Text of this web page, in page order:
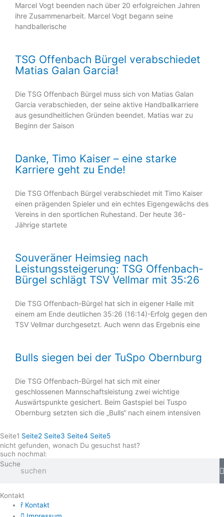
Marcel Vogt beenden nach über 20 erfolgreichen Jahren
ihre Zusammenarbeit. Marcel Vogt begann seine
handballerische
TSG Offenbach Bürgel verabschiedet
Matias Galan Garcia!
Die TSG Offenbach Bürgel muss sich von Matias Galan
Garcia verabschieden, der seine aktive Handballkarriere
aus gesundheitlichen Gründen beendet. Matias war zu
Beginn der Saison
Danke, Timo Kaiser – eine starke
Karriere geht zu Ende!
Die TSG Offenbach Bürgel verabschiedet mit Timo Kaiser
einen prägenden Spieler und ein echtes Eigengewächs des
Vereins in den sportlichen Ruhestand. Der heute 36-
Jährige startete
Souveräner Heimsieg nach
Leistungssteigerung: TSG Offenbach-
Bürgel schlägt TSV Vellmar mit 35:26
Die TSG Offenbach-Bürgel hat sich in eigener Halle mit
einem am Ende deutlichen 35:26 (16:14)-Erfolg gegen den
TSV Vellmar durchgesetzt. Auch wenn das Ergebnis eine
Bulls siegen bei der TuSpo Obernburg
Die TSG Offenbach-Bürgel hat sich mit einer
geschlossenen Mannschaftsleistung zwei wichtige
Auswärtspunkte gesichert. Beim Gastspiel bei Tuspo
Obernburg setzten sich die „Bulls“ nach einem intensiven
Seite1 Seite2 Seite3 Seite4 Seite5
nicht gefunden, wonach Du gesuchst hast?
such nochmal:
Suche
Kontakt
Kontakt